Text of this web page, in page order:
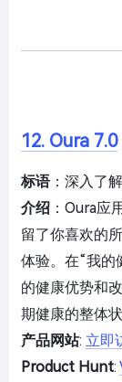
12. Oura 7.0
标语：深入了
介绍 ：Oura应
留了你喜欢的
体验。在“我的
的健康优势和
期健康的整体
产品网站: 立即
Product Hunt: